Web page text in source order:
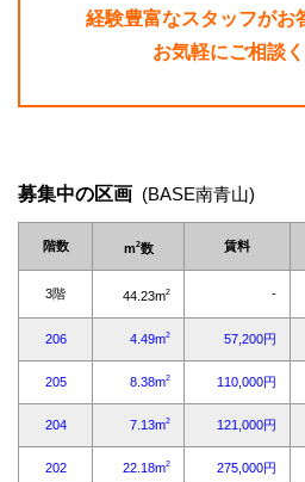
経験豊富なスタッフがお
お気軽にご相談く
募集中の区画 (BASE南青山)